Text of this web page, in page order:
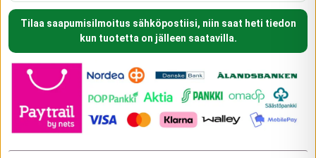
Tilaa saapumisilmoitus sähköpostiisi, niin saat heti tiedon
kun tuotetta on jälleen saatavilla.